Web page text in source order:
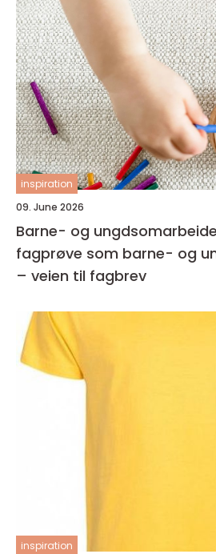
inspiration
09. June 2026
Barne- og
fagprøve som barne- og
– veien til fagbrev
inspiration